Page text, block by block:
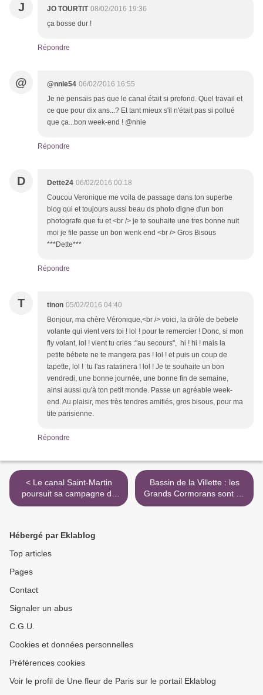
J JO TOURTIT 08/02/2016 19:36
ça bosse dur !
Répondre
@ @nnie54 06/02/2016 16:55
Je ne pensais pas que le canal était si profond. Quel travail et
ce que pour dix ans...? Et tant mieux s'il n'était pas si pollué
que ça...bon week-end ! @nnie
Répondre
D Dette24 06/02/2016 00:18
Coucou Veronique me voila de passage dans ton superbe
blog qui et toujours aussi beau ds photo digne d'un bon
photografe que tu et <br /> je te souhaite une tres bonne nuit
moi je file passe un bon wenk end <br /> Gros Bisous
***Dette***
Répondre
T tinon 05/02/2016 04:40
Bonjour, ma chère Véronique,<br /> voici, la drôle de bebete
volante qui vient vers toi ! lol ! pour te remercier ! Donc, si mon
fly volant, lol ! vient tu cries :"au secours", hi ! hi ! mais la
petite bébete ne te mangera pas ! lol ! et puis un coup de
tapette, lol ! tu l'as ratatinera ! lol ! Je te souhaite un bon
vendredi, une bonne journée, une bonne fin de semaine,
ainsi aussi qu'à ton petit monde. Passe un agréable week-
end. Au plaisir, mes très tendres amitiés, gros bisous, pour ma
tite parisienne.
Répondre
< Le canal Saint-Martin
poursuit sa campagne de
rénovation
Bassin de la Villette : les
Grands Cormorans sont de
retour ! >
Hébergé par Eklablog
Top articles
Pages
Contact
Signaler un abus
C.G.U.
Cookies et données personnelles
Préférences cookies
Voir le profil de Une fleur de Paris sur le portail Eklablog